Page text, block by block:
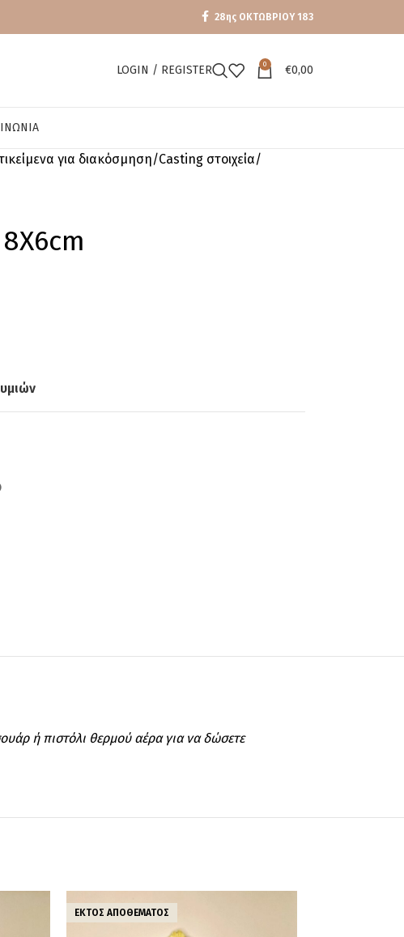
28ης ΟΚΤΩΒΡΙΟΥ 183
LOGIN / REGISTER 0 €0,00
για διακόσμηση Casting στοιχεία
ή πιστόλι θερμού αέρα για να δώσετε
ΕΚΤΌΣ ΑΠΟΘΈΜΑΤΟΣ